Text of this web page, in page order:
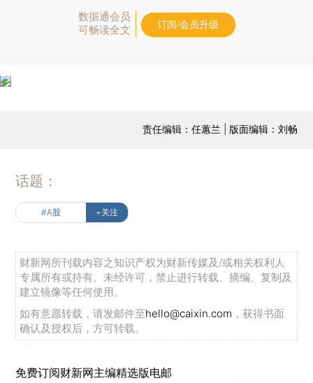
数据通会员
可畅读全文
订阅/会员升级
责任编辑：任蕙兰 | 版面编辑：刘畅
话题：
#A股 +关注
财新网所刊载内容之知识产权为财新传媒及/或相关权利人
专属所有或持有。未经许可，禁止进行转载、摘编、复制及
建立镜像等任何使用。
如有意愿转载，请发邮件至hello@caixin.com ，获得书面
确认及授权后，方可转载。
免费订阅财新网主编精选版电邮